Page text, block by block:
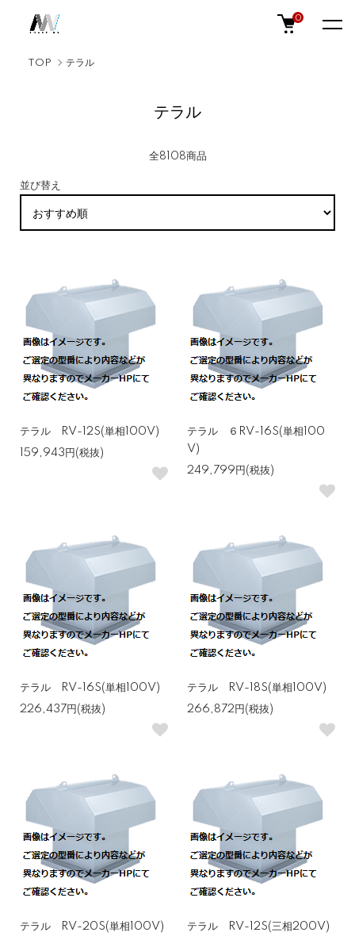
0
TOP テラル
テラル
全8108商品
並び替え
テラル RV-12S(単相100V)
159,943円(税抜)
テラル ６RV-16S(単相100
V)
249,799円(税抜)
テラル RV-16S(単相100V)
226,437円(税抜)
テラル RV-18S(単相100V)
266,872円(税抜)
テラル RV-20S(単相100V)
テラル RV-12S(三相200V)